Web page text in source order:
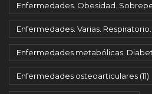
Enfermedades. Obesidad.
Enfermedades. Varias.
Enfermedades metabólicas.
Enfermedades osteoarticulares (11)